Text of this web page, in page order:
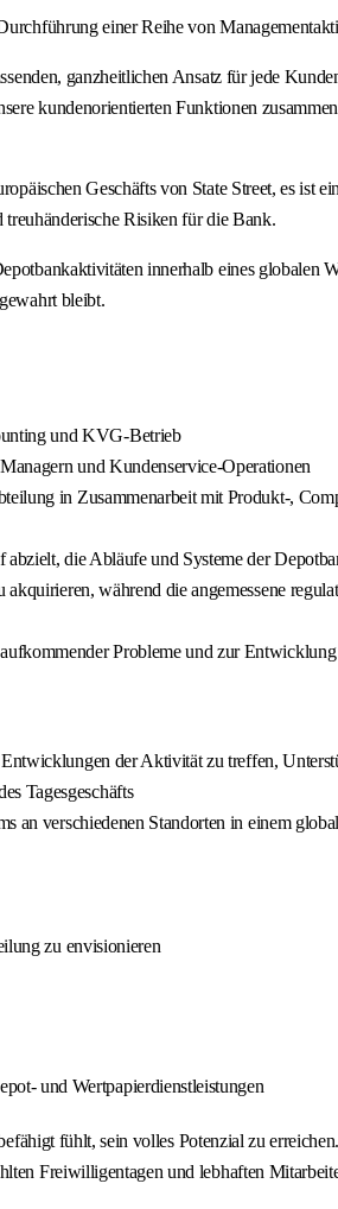
einer Reihe von
ganzheitlichen Ansatz für jede
kundenorientierten Funktionen
Geschäfts von State Street, es ist
Risiken für die Bank.
innerhalb eines
bleibt.
und KVG-Betrieb
und Kundenservice-Operationen
in Zusammenarbeit mit Produkt-,
die Abläufe und Systeme der
während die angemessene
Probleme und zur
der Aktivität zu treffen,
Tagesgeschäfts
an verschiedenen Standorten in einem
zu envisionieren
und Wertpapierdienstleistungen
fühlt, sein volles Potenzial zu
Freiwilligentagen und lebhaften